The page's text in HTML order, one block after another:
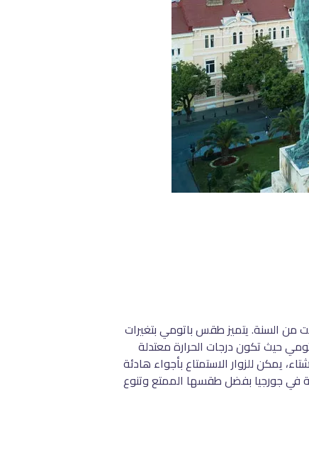
من السنة. يتميز طقس باتومي بتغيرات
حيث تكون درجات الحرارة معتدلة
يمكن للزوار الاستمتاع بأجواء هادئة
في جورجيا بفضل طقسها الممتع وتنوع